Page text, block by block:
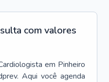
com valores
em Pinheiro
Aqui você agenda